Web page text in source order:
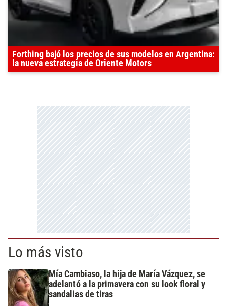
Forthing bajó los precios de sus modelos en Argentina:
la nueva estrategia de Oriente Motors
Lo más visto
Mía Cambiaso, la hija de María Vázquez, se
adelantó a la primavera con su look floral y
sandalias de tiras